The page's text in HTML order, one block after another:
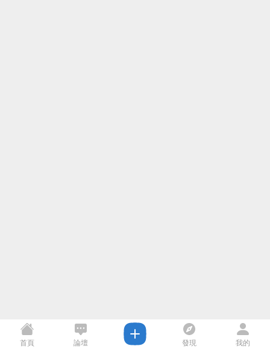
首頁 論壇 發現 我的